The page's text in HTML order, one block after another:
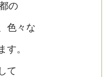
の
色々な
す。
て